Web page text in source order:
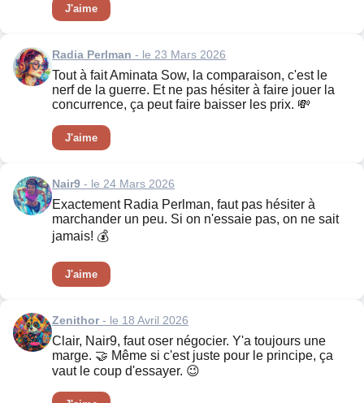
J'aime
Radia Perlman - le 23 Mars 2026
Tout à fait Aminata Sow, la comparaison, c'est le
nerf de la guerre. Et ne pas hésiter à faire jouer la
concurrence, ça peut faire baisser les prix. 💸
J'aime
Nair9 - le 24 Mars 2026
Exactement Radia Perlman, faut pas hésiter à
marchander un peu. Si on n'essaie pas, on ne sait
jamais! 💰
J'aime
Zenithor- le 18 Avril 2026
Clair, Nair9, faut oser négocier. Y'a toujours une
marge. 🤝 Même si c'est juste pour le principe, ça
vaut le coup d'essayer. 😉